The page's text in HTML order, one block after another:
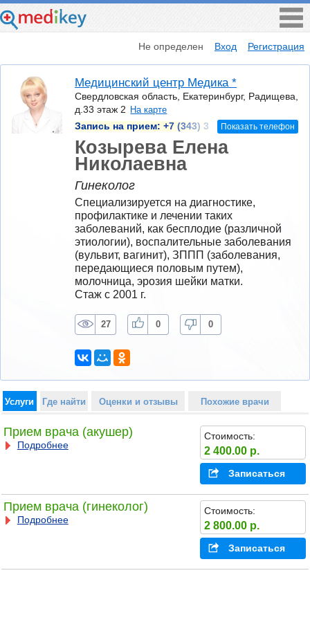
Не определен Вход Регистрация
Медицинский центр Медика *
Свердловская область, Екатеринбург, Радищева,
д.33 этаж 2 На карте
Запись на прием: +7 (343) 3 Показать телефон
Козырева Елена
Николаевна
Гинеколог
Специализируется на диагностике,
профилактике и лечении таких
заболеваний, как бесплодие (различной
этиологии), воспалительные заболевания
(вульвит, вагинит), ЗППП (заболевания,
передающиеся половым путем),
молочница, эрозия шейки матки.
Стаж с 2001 г.
27 0 0
Услуги Где найти Оценки и отзывы Похожие врачи
Прием врача (акушер)
Подробнее
Стоимость:
2 400.00 р.
Записаться
Прием врача (гинеколог)
Подробнее
Стоимость:
2 800.00 р.
Записаться